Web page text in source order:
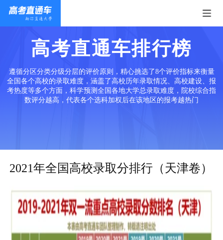
高考直通车排行榜
遵循分区分类分级分层的评价原则，精心挑选了8个评价指标来衡量
全国各个高校的录取难度，涵盖了高校历年录取情况、高校建设、报
考热度等多个方面，科学预测全国各地大学总录取难度，院校综合指
数评分越高，代表各个选科加权后在该地区的报考越热门
2021年全国高校录取分排行（天津卷）